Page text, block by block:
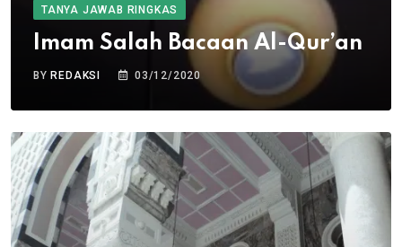
TANYA JAWAB RINGKAS
Imam Salah Bacaan Al-Qur’an
BYREDAKSI 03/12/2020